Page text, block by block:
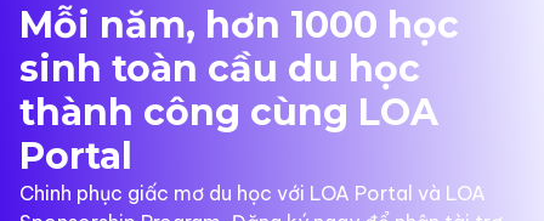
Mỗi năm, hơn 1000 học
sinh toàn cầu du học
thành công cùng LOA
Portal
Chinh phục giấc mơ du học với LOA Portal và LOA